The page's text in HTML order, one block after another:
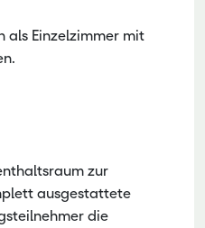
als Einzelzimmer mit
zur
ausgestattete
die